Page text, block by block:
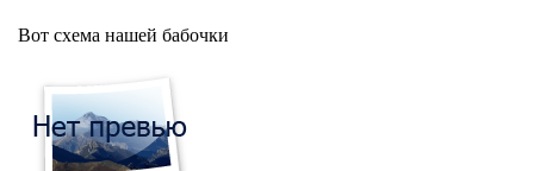
Вот схема нашей бабочки